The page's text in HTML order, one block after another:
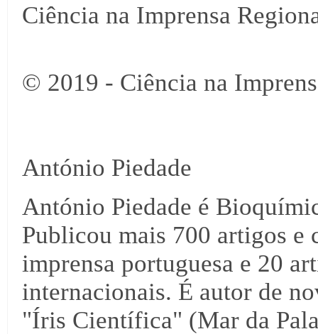
Ciência na Imprensa
© 2019 - Ciência na
António Piedade
António Piedade é
Publicou mais 700 artigos
imprensa portuguesa e 20
internacionais. É autor de
"Íris Científica" (Mar da